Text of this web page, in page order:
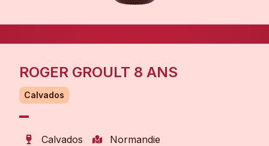
ROGER GROULT 8 ANS
Calvados
Calvados Normandie